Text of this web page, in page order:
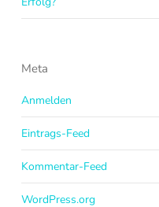
Meta
Anmelden
Eintrags-Feed
Kommentar-Feed
WordPress.org